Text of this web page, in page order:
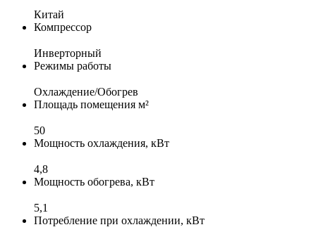
Китай
Компрессор
Инверторный
Режимы работы
Охлаждение/Обогрев
Площадь помещения м²
50
Мощность охлаждения, кВт
4,8
Мощность обогрева, кВт
5,1
Потребление при охлаждении, кВт